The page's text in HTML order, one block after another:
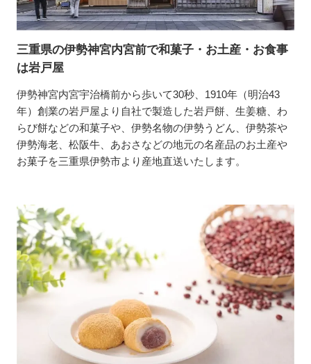
三重県の伊勢神宮内宮前で和菓子・お土産・お食事
は岩戸屋
伊勢神宮内宮宇治橋前から歩いて30秒、1910年（明治43
年）創業の岩戸屋より自社で製造した岩戸餅、生姜糖、わ
らび餅などの和菓子や、伊勢名物の伊勢うどん、伊勢茶や
伊勢海老、松阪牛、あおさなどの地元の名産品のお土産や
お菓子を三重県伊勢市より産地直送いたします。